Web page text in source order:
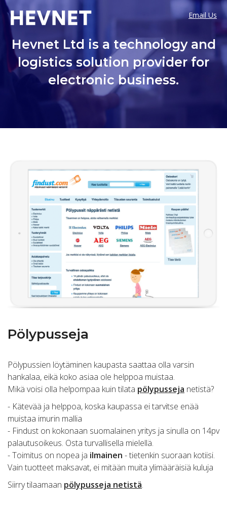
Email Us
Hevnet Ltd is a technology and
logistics solution provider for
electronic business.
Pölypusseja
Pölypussien löytäminen kaupasta saattaa olla varsin
hankalaa, eikä koko asiaa ole helppoa muistaa.
Mikä voisi olla helpompaa kuin tilata pölypusseja netistä?
- Kätevää ja helppoa, koska kaupassa ei tarvitse enää
muistaa imurin mallia
- Findust on kokonaan suomalainen yritys ja sinulla on 14pv
palautusoikeus. Osta turvallisella mielellä.
- Toimitus on nopea ja ilmainen - tietenkin suoraan kotiisi.
Vain tuotteet maksavat, ei mitään muita ylimääräisiä kuluja
Siirry tilaamaan pölypusseja netistä.